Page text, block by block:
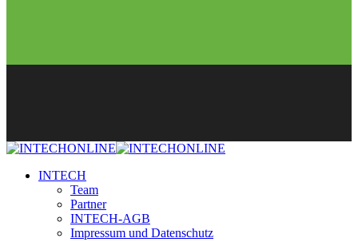
INTECH
Team
Partner
INTECH-AGB
Impressum und Datenschutz